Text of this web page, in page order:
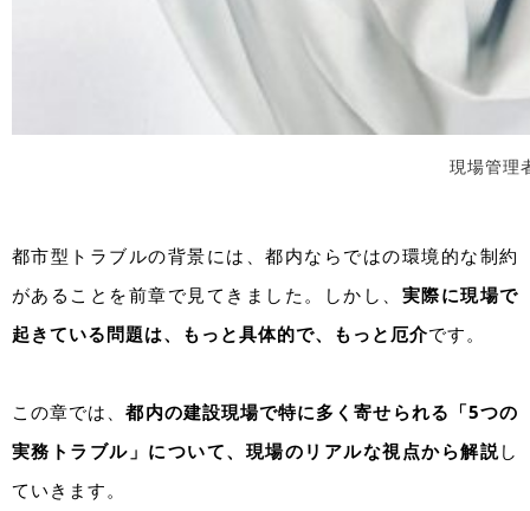
現場管理
都市型トラブルの背景には、都内ならではの環境的な制約
があることを前章で見てきました。しかし、 実際に現場で
起きている問題は、もっと具体的で、もっと厄介です。
この章では、都内の建設現場で特に多く寄せられる「5つの
実務トラブル」について、現場のリアルな視点から解説し
ていきます。